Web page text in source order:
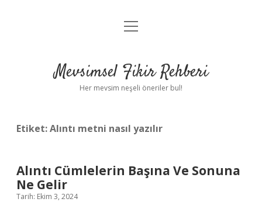
Anasayfa
Yasal Uyarı
menüyü
Mevsimsel Fikir Rehberi
Her mevsim neşeli öneriler bul!
Etiket:Alıntı metni nasıl yazılır
Alıntı Cümlelerin Başına Ve Sonuna
Ne Gelir
Tarih: Ekim 3, 2024